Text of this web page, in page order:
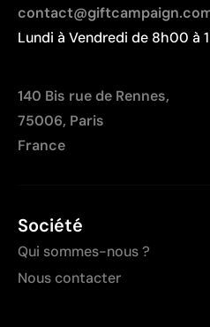
Lundi à Vendredi de 8h00 à
140 Bis rue de Rennes,
75006, Paris
France
Société
Qui sommes-nous ?
Nous contacter